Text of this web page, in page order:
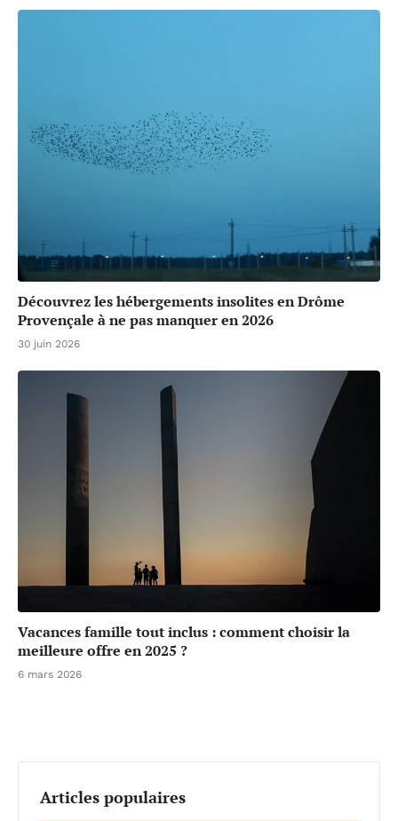
Découvrez les hébergements insolites en Drôme
Provençale à ne pas manquer en 2026
30 juin 2026
Vacances famille tout inclus : comment choisir la
meilleure offre en 2025 ?
6 mars 2026
Articles populaires